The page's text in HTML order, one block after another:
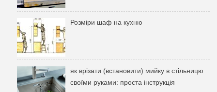
Розміри шаф на кухню
як врізати (встановити) мийку в стільницю
своїми руками: проста інструкція